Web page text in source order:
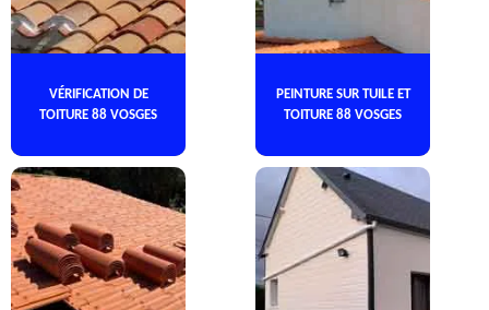
VÉRIFICATION DE
TOITURE 88 VOSGES
PEINTURE SUR TUILE ET
TOITURE 88 VOSGES